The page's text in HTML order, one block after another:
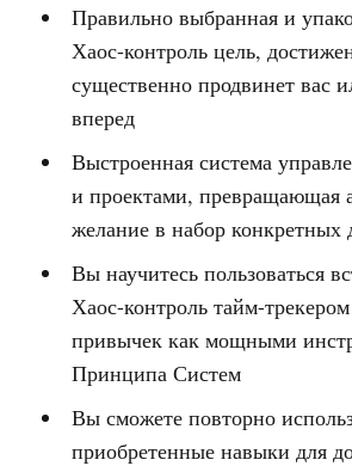
Правильно выбранная и
Хаос-контроль цель,
существенно продвинет вас
вперед
Выстроенная система
и проектами, превращающая
желание в набор конкретных
Вы научитесь пользоваться
Хаос-контроль тайм-
привычек как мощными
Принципа Систем
Вы сможете повторно
приобретенные навыки для